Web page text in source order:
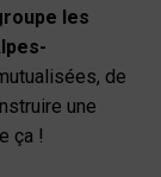
les
de
une
ça !